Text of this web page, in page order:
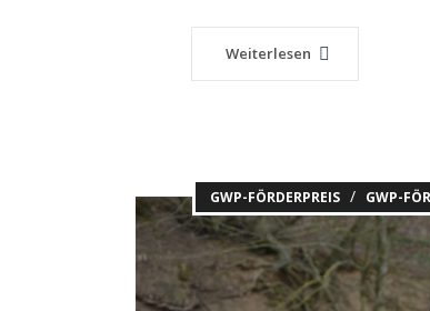
Weiterlesen
GWP-FÖRDERPREIS / GWP-